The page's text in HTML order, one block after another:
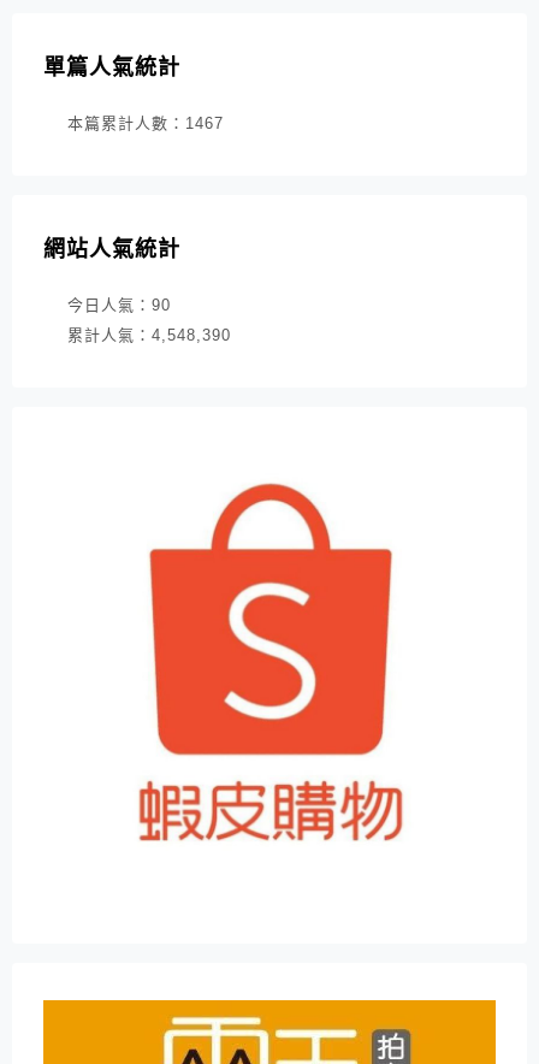
單篇人氣統計
本篇累計人數： 1467
網站人氣統計
今日人氣： 90
累計人氣： 4,548,390